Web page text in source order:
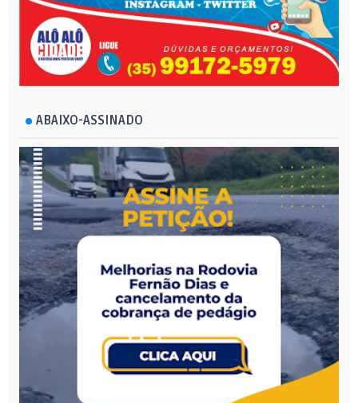
ABAIXO-ASSINADO